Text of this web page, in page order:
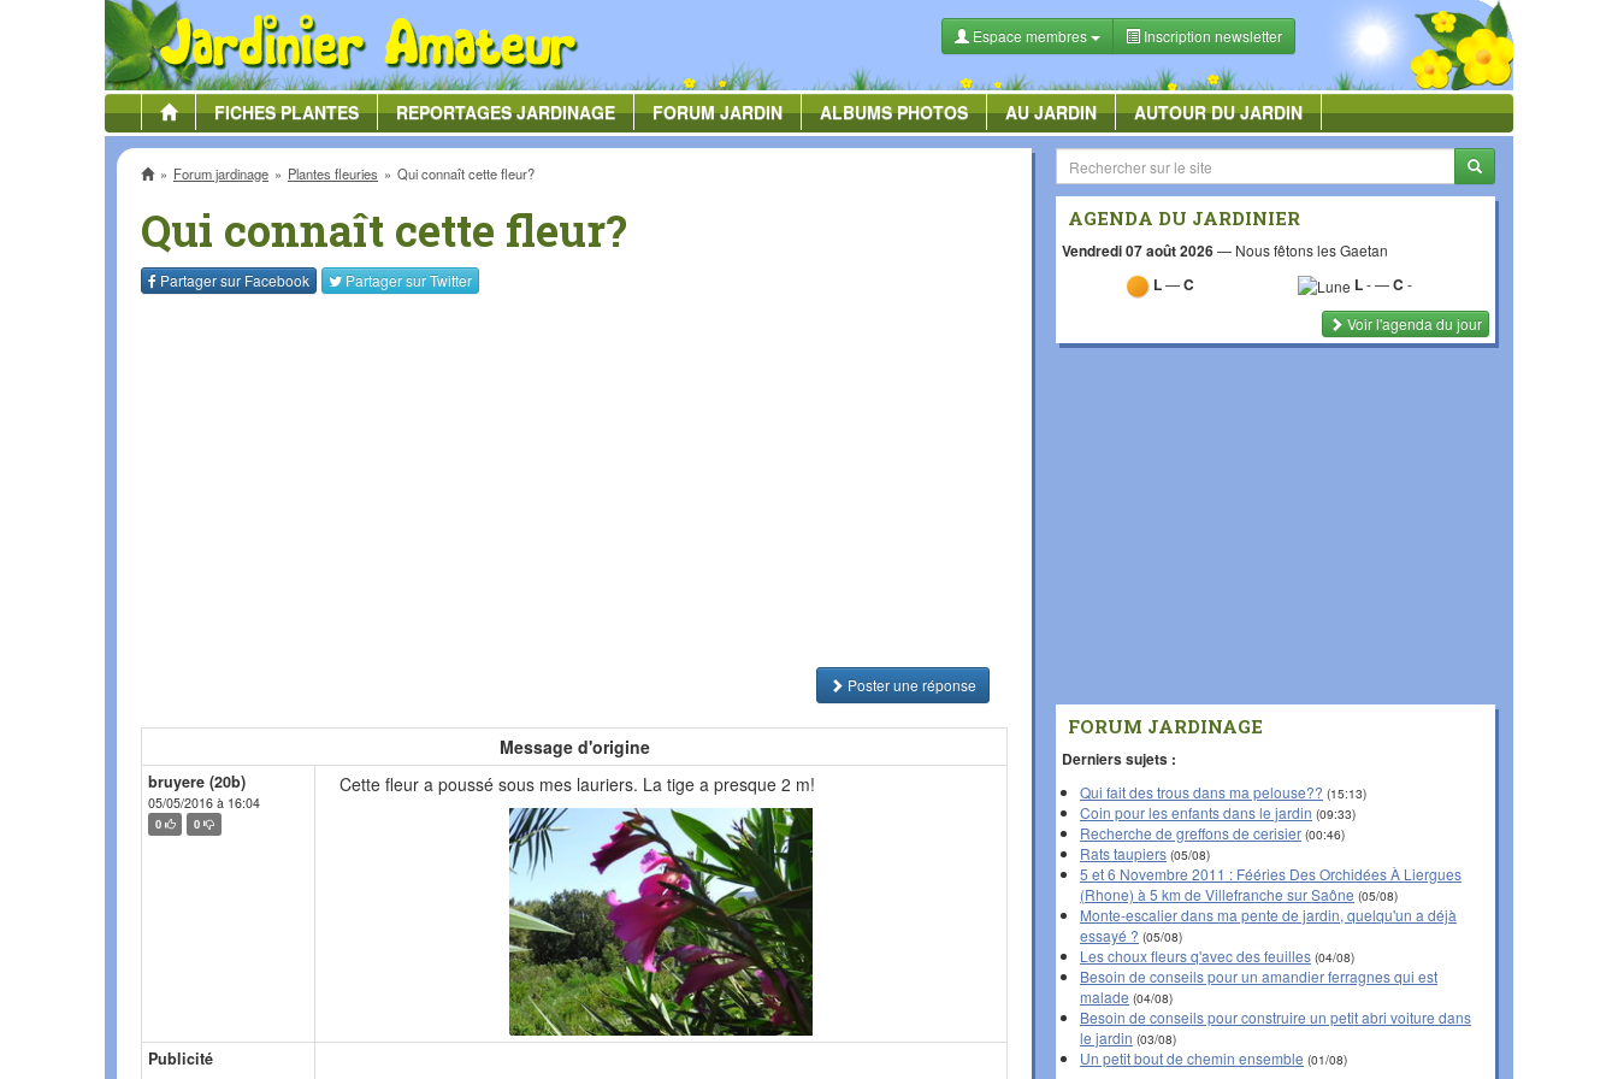
Espace membres Inscription newsletter
FICHESPLANTES REPORTAGESJARDINAGE FORUMJARDIN ALBUMSPHOTOS AU JARDIN AUTOUR DU JARDIN
AccueilForum jardinage Plantes fleuries Qui connaît cette fleur?
Qui connaît cette fleur?
Partager sur Facebook Partager surTwitter
Poster une réponse
Message d'origine
bruyere (20b)
05/05/2016 à 16:04
0 0
Cette fleur a poussé sous mes lauriers. La tige a presque 2 m!
Publicité
AGENDA DU JARDINIER
Vendredi 07 août 2026— Nous fêtons les Gaetan
L—C L-—C-
Voir l'agenda du jour
FORUM JARDINAGE
Derniers sujets :
Qui fait des trous dans ma pelouse?? (15:13)
Coin pour les enfants dans le jardin (09:33)
Recherche de greffons de cerisier (00:46)
Rats taupiers (05/08)
5 et 6 Novembre 2011 : Fééries Des Orchidées À Liergues
(Rhone) à 5 km de Villefranche sur Saône (05/08)
Monte-escalier dans ma pente de jardin, quelqu'un a déjà
essayé ? (05/08)
Les choux fleurs q'avec des feuilles (04/08)
Besoin de conseils pour un amandier ferragnes qui est
malade (04/08)
Besoin de conseils pour construire un petit abri voiture dans
le jardin (03/08)
Un petit bout de chemin ensemble (01/08)